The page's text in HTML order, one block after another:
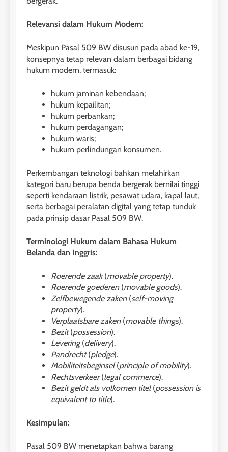
Relevansi dalam Hukum Modern:
Meskipun Pasal 509 BW disusun pada abad ke-19,
konsepnya tetap relevan dalam berbagai bidang
hukum modern, termasuk:
hukum jaminan kebendaan;
hukum kepailitan;
hukum perbankan;
hukum perdagangan;
hukum waris;
hukum perlindungan konsumen.
Perkembangan teknologi bahkan melahirkan
kategori baru berupa benda bergerak bernilai tinggi
seperti kendaraan listrik, pesawat udara, kapal laut,
serta berbagai peralatan digital yang tetap tunduk
pada prinsip dasar Pasal 509 BW.
Terminologi Hukum dalam Bahasa Hukum
Belanda dan Inggris:
Roerende zaak(movable property).
Roerende goederen(movable goods).
Zelfbewegende zaken(self-moving
property).
Verplaatsbare zaken(movable things).
Bezit(possession).
Levering(delivery).
Pandrecht(pledge).
Mobiliteitsbeginsel(principle of mobility).
Rechtsverkeer(legal commerce).
Bezit geldt als volkomen titel(possession is
equivalent to title).
Kesimpulan:
Pasal 509 BW menetapkan bahwa barang